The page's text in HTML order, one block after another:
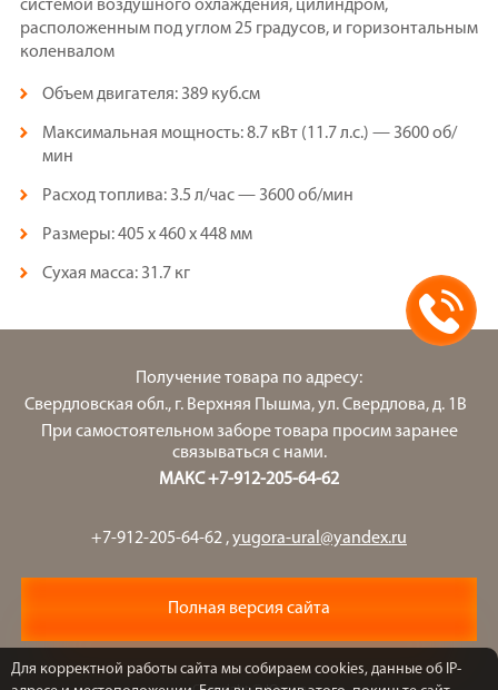
системой воздушного охлаждения, цилиндром,
расположенным под углом 25 градусов, и горизонтальным
коленвалом
Объем двигателя: 389 куб.см
Максимальная мощность: 8.7 кВт (11.7 л.с.) — 3600 об/
мин
Расход топлива: 3.5 л/час — 3600 об/мин
Размеры: 405 x 460 x 448 мм
Сухая масса: 31.7 кг
Получение товара по адресу:
Свердловская обл., г. Верхняя Пышма, ул. Свердлова, д. 1В
При самостоятельном заборе товара просим заранее
связываться с нами.
МАКС +7-912-205-64-62
+7-912-205-64-62 ,yugora-ural@yandex.ru
Полная версия сайта
Для корректной работы сайта мы собираем cookies, данные об IP-